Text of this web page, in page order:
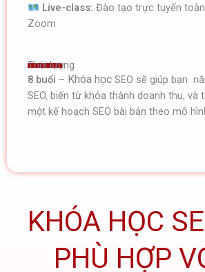
Live-class: Đào tạo trực tuyến
Zoom
Thời lượng
8 buổi – Khóa học SEO sẽ giúp bạn
SEO, biến từ khóa thành doanh thu, và
một kế hoạch SEO bài bản theo mô
KHÓA HỌC
PHÙ HỢP